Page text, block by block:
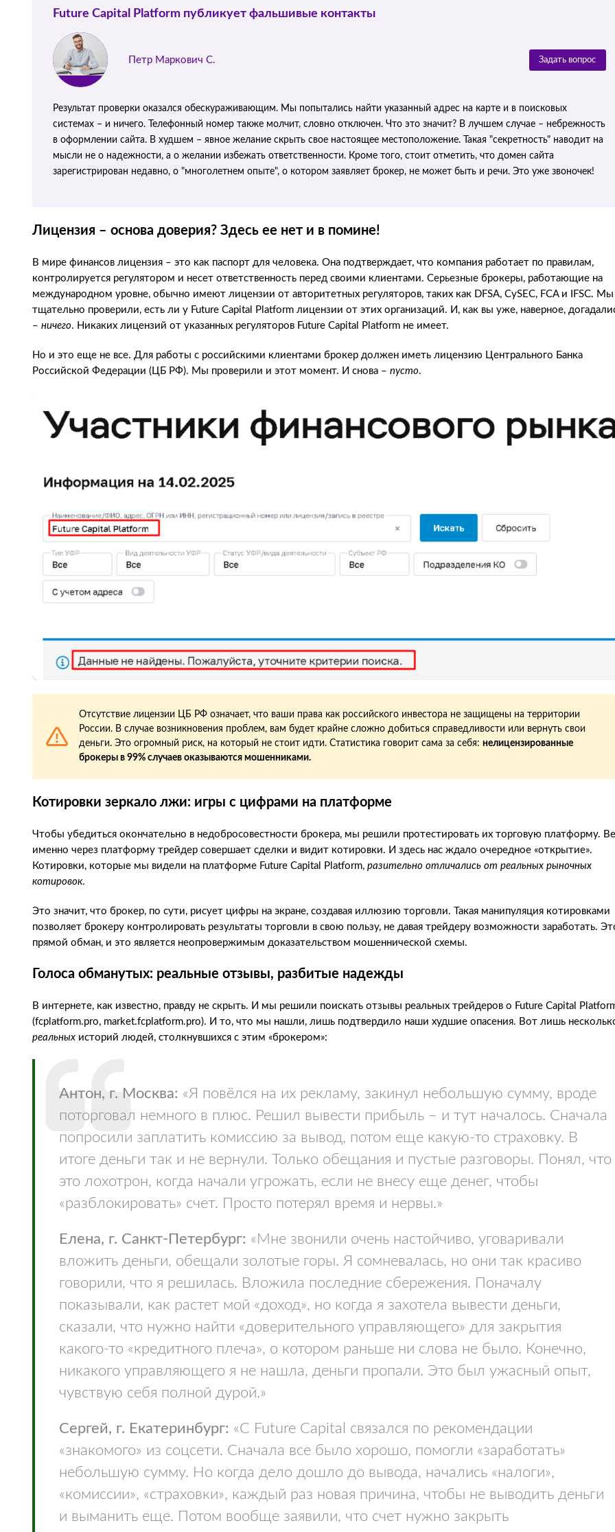
Future Capital Platform публикует фальшивые контакты
Петр Маркович С. Задать вопрос
Результат проверки оказался обескураживающим. Мы попытались найти указанный адрес на карте и в поисковых
системах – и ничего. Телефонный номер также молчит, словно отключен. Что это значит? В лучшем случае – небрежность
в оформлении сайта. В худшем – явное желание скрыть свое настоящее местоположение. Такая "секретность" наводит на
мысли не о надежности, а о желании избежать ответственности. Кроме того, стоит отметить, что домен сайта
зарегистрирован недавно, о "многолетнем опыте", о котором заявляет брокер, не может быть и речи. Это уже звоночек!
Лицензия – основа доверия? Здесь ее нет и в помине!
В мире финансов лицензия – это как паспорт для человека. Она подтверждает, что компания работает по правилам,
контролируется регулятором и несет ответственность перед своими клиентами. Серьезные брокеры, работающие на
международном уровне, обычно имеют лицензии от авторитетных регуляторов, таких как DFSA, CySEC, FCA и IFSC. Мы
тщательно проверили, есть ли у Future Capital Platform лицензии от этих организаций. И, как вы уже, наверное,
– ничего. Никаких лицензий от указанных регуляторов Future Capital Platform не имеет.
Но и это еще не все. Для работы с российскими клиентами брокер должен иметь лицензию Центрального Банка
Российской Федерации (ЦБ РФ). Мы проверили и этот момент. И снова – пусто.
Отсутствие лицензии ЦБ РФ означает, что ваши права как российского инвестора не защищены на территории
России. В случае возникновения проблем, вам будет крайне сложно добиться справедливости или вернуть свои
деньги. Это огромный риск, на который не стоит идти. Статистика говорит сама за себя: нелицензированные
брокеры в 99% случаев оказываются мошенниками.
Котировки зеркало лжи: игры с цифрами на платформе
Чтобы убедиться окончательно в недобросовестности брокера, мы решили протестировать их торговую платформу.
именно через платформу трейдер совершает сделки и видит котировки. И здесь нас ждало очередное «открытие».
Котировки, которые мы видели на платформе Future Capital Platform, разительно отличались от реальных рыночных
котировок.
Это значит, что брокер, по сути, рисует цифры на экране, создавая иллюзию торговли. Такая манипуляция котировками
позволяет брокеру контролировать результаты торговли в свою пользу, не давая трейдеру возможности заработать.
прямой обман, и это является неопровержимым доказательством мошеннической схемы.
Голоса обманутых: реальные отзывы, разбитые надежды
В интернете, как известно, правду не скрыть. И мы решили поискать отзывы реальных трейдеров о Future Capital
(fcplatform.pro, market.fcplatform.pro). И то, что мы нашли, лишь подтвердило наши худшие опасения. Вот лишь
реальных историй людей, столкнувшихся с этим «брокером»:
Антон, г. Москва: «Я повёлся на их рекламу, закинул небольшую сумму, вроде
поторговал немного в плюс. Решил вывести прибыль – и тут началось. Сначала
попросили заплатить комиссию за вывод, потом еще какую-то страховку. В
итоге деньги так и не вернули. Только обещания и пустые разговоры. Понял, что
это лохотрон, когда начали угрожать, если не внесу еще денег, чтобы
«разблокировать» счет. Просто потерял время и нервы.»
Елена, г. Санкт-Петербург: «Мне звонили очень настойчиво, уговаривали
вложить деньги, обещали золотые горы. Я сомневалась, но они так красиво
говорили, что я решилась. Вложила последние сбережения. Поначалу
показывали, как растет мой «доход», но когда я захотела вывести деньги,
сказали, что нужно найти «доверительного управляющего» для закрытия
какого-то «кредитного плеча», о котором раньше ни слова не было. Конечно,
никакого управляющего я не нашла, деньги пропали. Это был ужасный опыт,
чувствую себя полной дурой.»
Сергей, г. Екатеринбург: «С Future Capital связался по рекомендации
«знакомого» из соцсети. Сначала все было хорошо, помогли «заработать»
небольшую сумму. Но когда дело дошло до вывода, начались «налоги»,
«комиссии», «страховки», каждый раз новая причина, чтобы не выводить деньги
и выманить еще. Потом вообще заявили, что счет нужно закрыть